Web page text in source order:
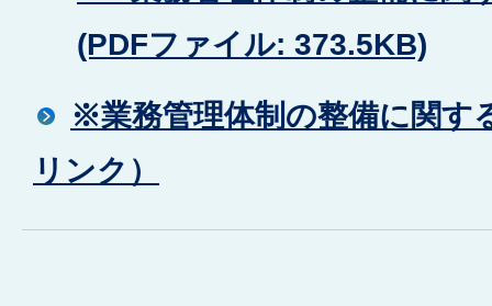
(PDFファイル: 373.5KB)
※業務管理体制の整備に関す
リンク）